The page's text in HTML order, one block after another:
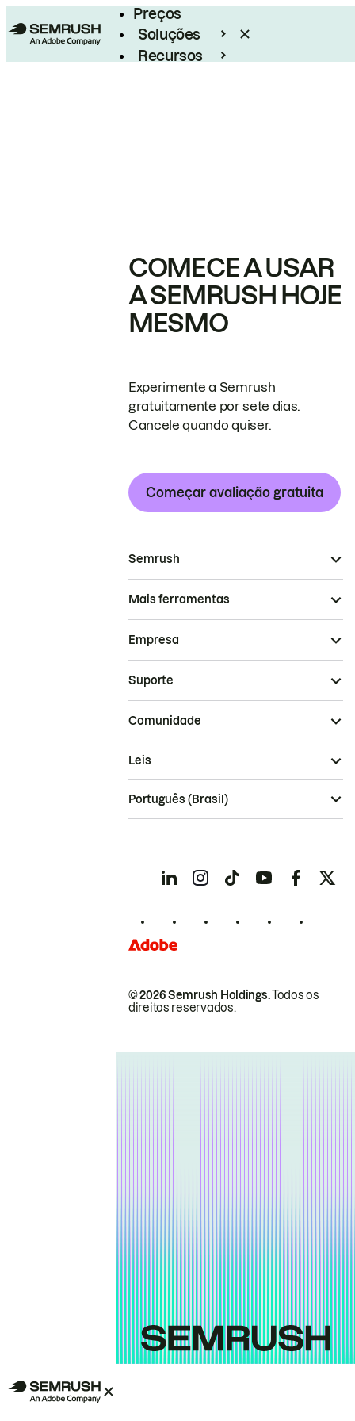
Preços
Soluções
Recursos
COMECE A USAR
A SEMRUSH HOJE
MESMO
Experimente a Semrush
gratuitamente por sete dias.
Cancele quando quiser.
Começar avaliação gratuita
Semrush
Mais ferramentas
Empresa
Suporte
Comunidade
© 2026 Semrush Holdings.Todos os
direitos reservados.
Leis
Português (Brasil)